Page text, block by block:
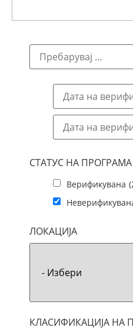
СТАТУС НА ПРОГРАМА
Верификувана
ЛОКАЦИЈА
КЛАСИФИКАЦИЈА НА